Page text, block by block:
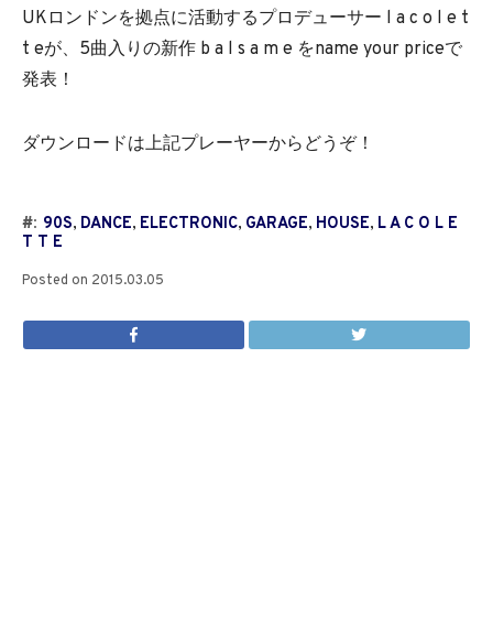
UKロンドンを拠点に活動するプロデューサー l a c o l e t
t eが、5曲入りの新作 b a l s a m e をname your priceで
発表！
ダウンロードは上記プレーヤーからどうぞ！
#: 90S, DANCE, ELECTRONIC, GARAGE, HOUSE, L A C O L E
T T E
Posted on 2015.03.05